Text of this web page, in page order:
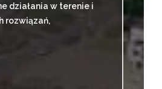
działania w terenie i
rozwiązań,